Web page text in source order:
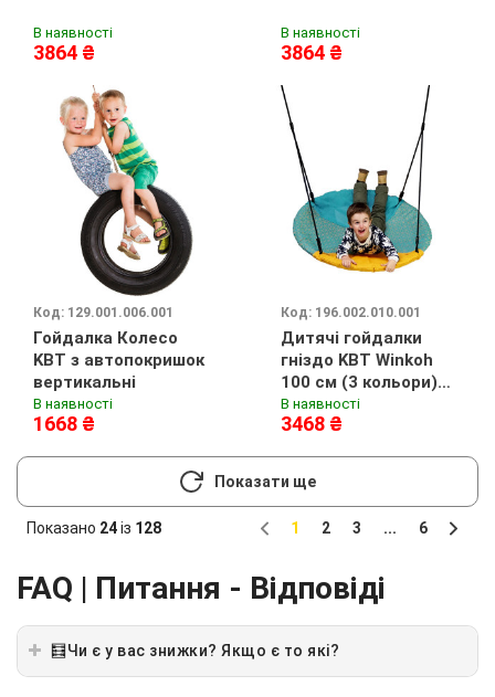
В наявності
3864 ₴
В наявності
3864 ₴
Код: 129.001.006.001
Гойдалка Колесо
KBT з автопокришок
вертикальні
В наявності
1668 ₴
Код: 196.002.010.001
Дитячі гойдалки
гніздо KBT Winkoh
100 см (3 кольори)
Бірюзовий
В наявності
3468 ₴
Показати ще
Показано 24із 128
1 2 3 ...
6
FAQ | Питання - Відповіді
🧮Чи є у вас знижки? Якщо є то які?